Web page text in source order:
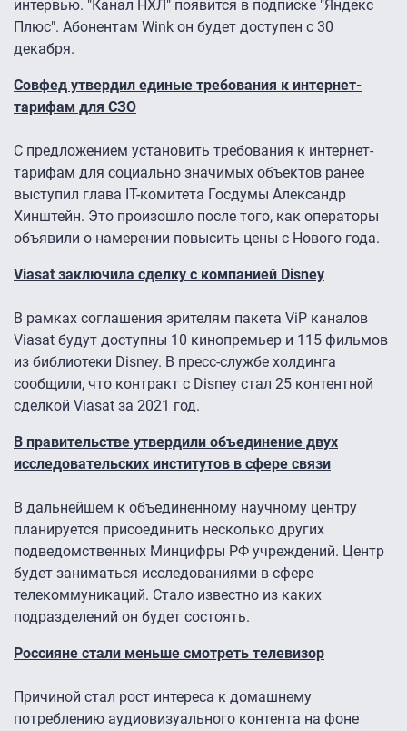
интервью. "Канал НХЛ" появится в подписке "Яндекс
Плюс". Абонентам Wink он будет доступен с 30
декабря.
Совфед утвердил единые требования к интернет-
тарифам для СЗО
С предложением установить требования к интернет-
тарифам для социально значимых объектов ранее
выступил глава IT-комитета Госдумы Александр
Хинштейн. Это произошло после того, как операторы
объявили о намерении повысить цены с Нового года.
Viasat заключила сделку с компанией Disney
В рамках соглашения зрителям пакета ViP каналов
Viasat будут доступны 10 кинопремьер и 115 фильмов
из библиотеки Disney. В пресс-службе холдинга
сообщили, что контракт с Disney стал 25 контентной
сделкой Viasat за 2021 год.
В правительстве утвердили объединение двух
исследовательских институтов в сфере связи
В дальнейшем к объединенному научному центру
планируется присоединить несколько других
подведомственных Минцифры РФ учреждений. Центр
будет заниматься исследованиями в сфере
телекоммуникаций. Стало известно из каких
подразделений он будет состоять.
Россияне стали меньше смотреть телевизор
Причиной стал рост интереса к домашнему
потреблению аудиовизуального контента на фоне